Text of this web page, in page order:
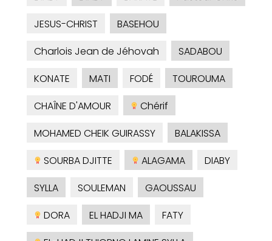
JESUS-CHRIST
BASEHOU
Charlois Jean de Jéhovah
SADABOU
KONATE
MATI FODÉ
TOUROUMA
CHAÎNE D'AMOUR
Chérif
MOHAMED CHEIK GUIRASSY
BALAKISSA
SOURBA DJITTE
ALAGAMA
DIABY
SYLLA
SOULEMAN
GAOUSSAU
DORA
EL HADJI MA
FATY